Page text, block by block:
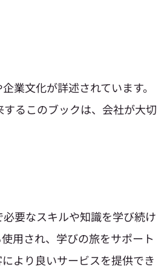
業文化が詳述されています。
るこのブックは、会社が大切
要なスキルや知識を学び続け
用され、学びの旅をサポート
より良いサービスを提供でき